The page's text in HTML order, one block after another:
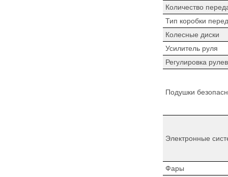
Количество
Тип коробки
Колесные диски
Усилитель руля
Регулировка
Подушки
Электронные
Фары